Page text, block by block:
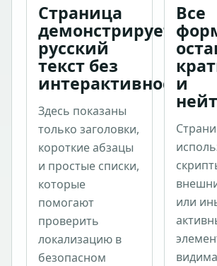
Страница
демонстрирует
русский
текст без
интерактивности.
Здесь показаны
только заголовки,
короткие абзацы
и простые списки,
которые
помогают
проверить
локализацию в
безопасном
Все
и
или